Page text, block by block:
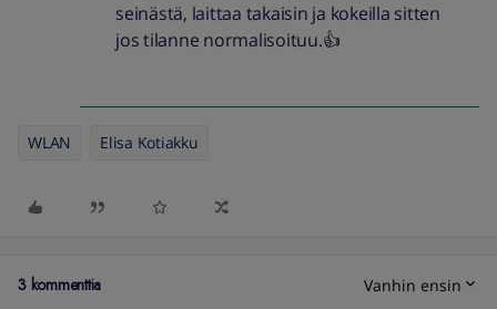
seinästä, laittaa takaisin ja kokeilla sitten
jos tilanne normalisoituu.👍
WLAN Elisa Kotiakku
3 kommenttia Vanhin ensin